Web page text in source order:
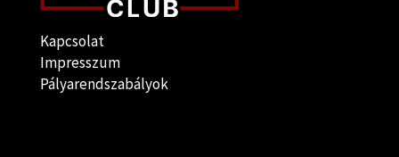
Kapcsolat
Impresszum
Pályarendszabályok